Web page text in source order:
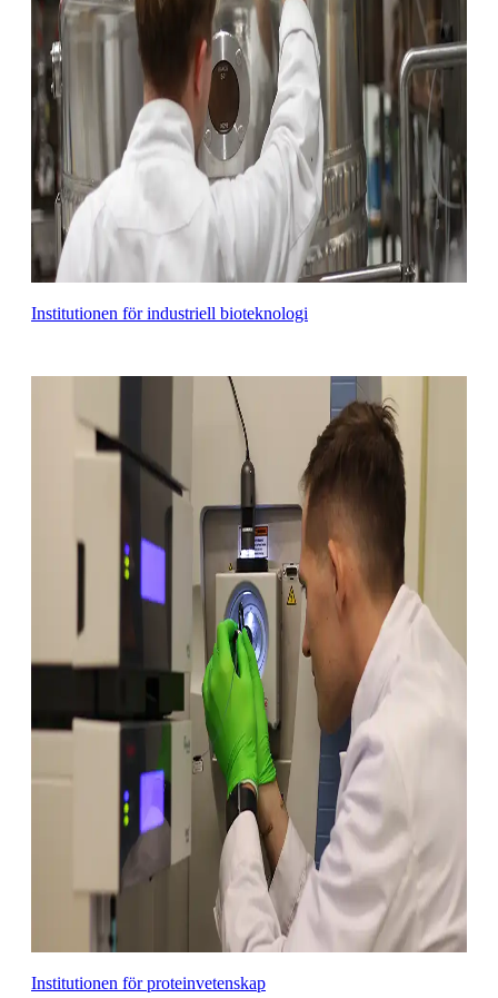
Institutionen för industriell bioteknologi
Institutionen för proteinvetenskap